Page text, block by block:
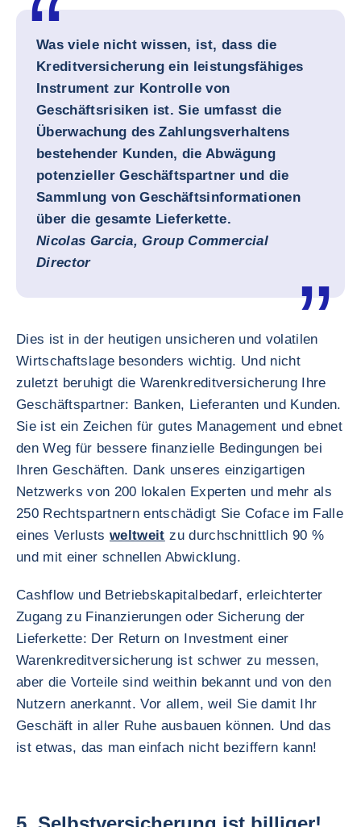
Was viele nicht wissen, ist, dass die
Kreditversicherung ein leistungsfähiges
Instrument zur Kontrolle von
Geschäftsrisiken ist. Sie umfasst die
Überwachung des Zahlungsverhaltens
bestehender Kunden, die Abwägung
potenzieller Geschäftspartner und die
Sammlung von Geschäftsinformationen
über die gesamte Lieferkette.
Nicolas Garcia, Group Commercial
Director
Dies ist in der heutigen unsicheren und volatilen
Wirtschaftslage besonders wichtig. Und nicht
zuletzt beruhigt die Warenkreditversicherung Ihre
Geschäftspartner: Banken, Lieferanten und Kunden.
Sie ist ein Zeichen für gutes Management und ebnet
den Weg für bessere finanzielle Bedingungen bei
Ihren Geschäften. Dank unseres einzigartigen
Netzwerks von 200 lokalen Experten und mehr als
250 Rechtspartnern entschädigt Sie Coface im Falle
eines Verlustsweltweit zu durchschnittlich 90 %
und mit einer schnellen Abwicklung.
Cashflow und Betriebskapitalbedarf, erleichterter
Zugang zu Finanzierungen oder Sicherung der
Lieferkette: Der Return on Investment einer
Warenkreditversicherung ist schwer zu messen,
aber die Vorteile sind weithin bekannt und von den
Nutzern anerkannt. Vor allem, weil Sie damit Ihr
Geschäft in aller Ruhe ausbauen können. Und das
ist etwas, das man einfach nicht beziffern kann!